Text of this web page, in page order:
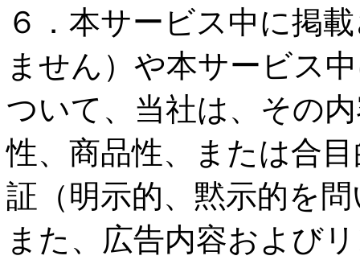
６．本サービス中に掲
ません）や本サービス
ついて、当社は、その
性、商品性、または合
証（明示的、黙示的を
また、広告内容および